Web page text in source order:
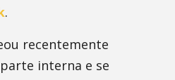
.
recentemente
interna e se